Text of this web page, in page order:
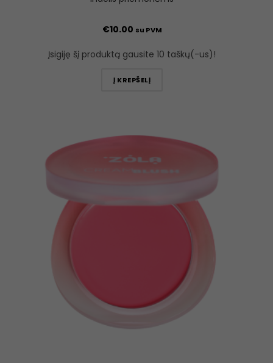
€10.00 su PVM
Įsigiję šį produktą gausite 10 taškų(-us)!
Į KREPŠELĮ